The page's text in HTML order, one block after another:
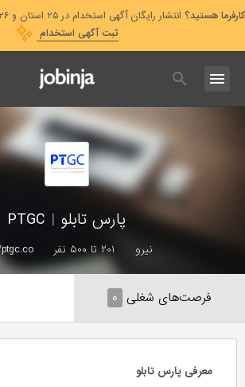
کارفرما هستید؟ انتشار رایگان آگهی استخدام در ۲۵ استان و ۲۶ دسته‌بندی شغلی
ثبت آگهی استخدام
پارس تابلو |
نیرو ۲۰۱ تا ۵۰۰ نفر ptgc.co/
فرصت‌های شغلی ۰
معرفی پارس تابلو